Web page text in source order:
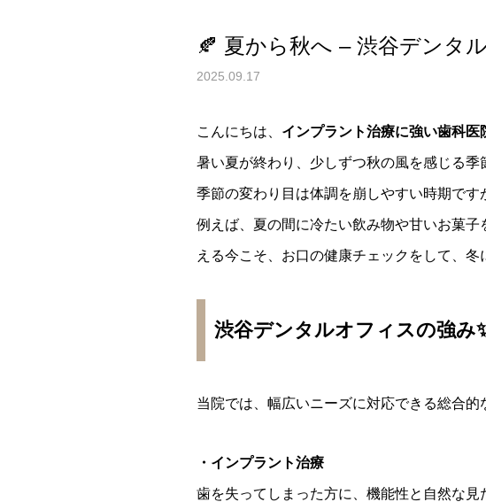
🍂 夏から秋へ – 渋谷デンタ
2025.09.17
こんにちは、 インプラント治療に強い歯科医
暑い夏が終わり、少しずつ秋の風を感じる季
季節の変わり目は体調を崩しやすい時期で
例えば、夏の間に冷たい飲み物や甘いお菓
える今こそ、お口の健康チェックをして、冬
渋谷デンタルオフィスの強み
当院では、幅広いニーズに対応できる総合的
・インプラント治療
歯を失ってしまった方に、機能性と自然な